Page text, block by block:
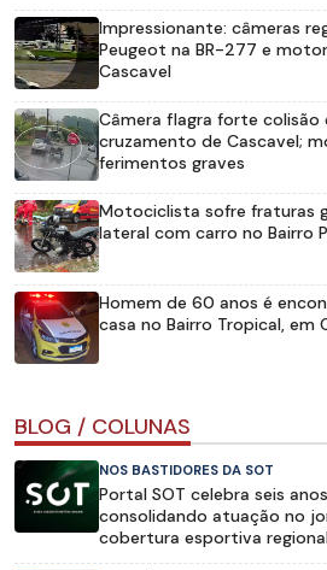
Impressionante: câmeras
Peugeot na BR-277 e
Cascavel
Câmera flagra forte
cruzamento de Cascavel;
ferimentos graves
Motociclista sofre fraturas
lateral com carro no Bairro
Homem de 60 anos é
casa no Bairro Tropical, em
BLOG / COLUNAS
NOS BASTIDORES DA SOT
Portal SOT celebra seis
consolidando atuação no
cobertura esportiva